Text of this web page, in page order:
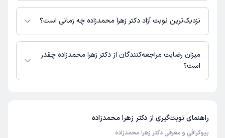
در حال حاضر دکتر زهرا محمدزاده مشاوره پزشکی تلفنی فعال دارند.
نزدیک‌ترین نوبت آزاد دکتر زهرا محمدزاده چه زمانی است؟
دکتر زهرا محمدزاده از روز شنبه 17 مرداد 1405 بیمار جدید می‌پذیرند.
میزان رضایت مراجعه‌کنندگان از دکتر زهرا محمدزاده چقدر
است؟
راهنمای نوبت‌گیری از دکتر زهرا محمدزاده
بیوگرافی و معرفی دکتر زهرا محمدزاده